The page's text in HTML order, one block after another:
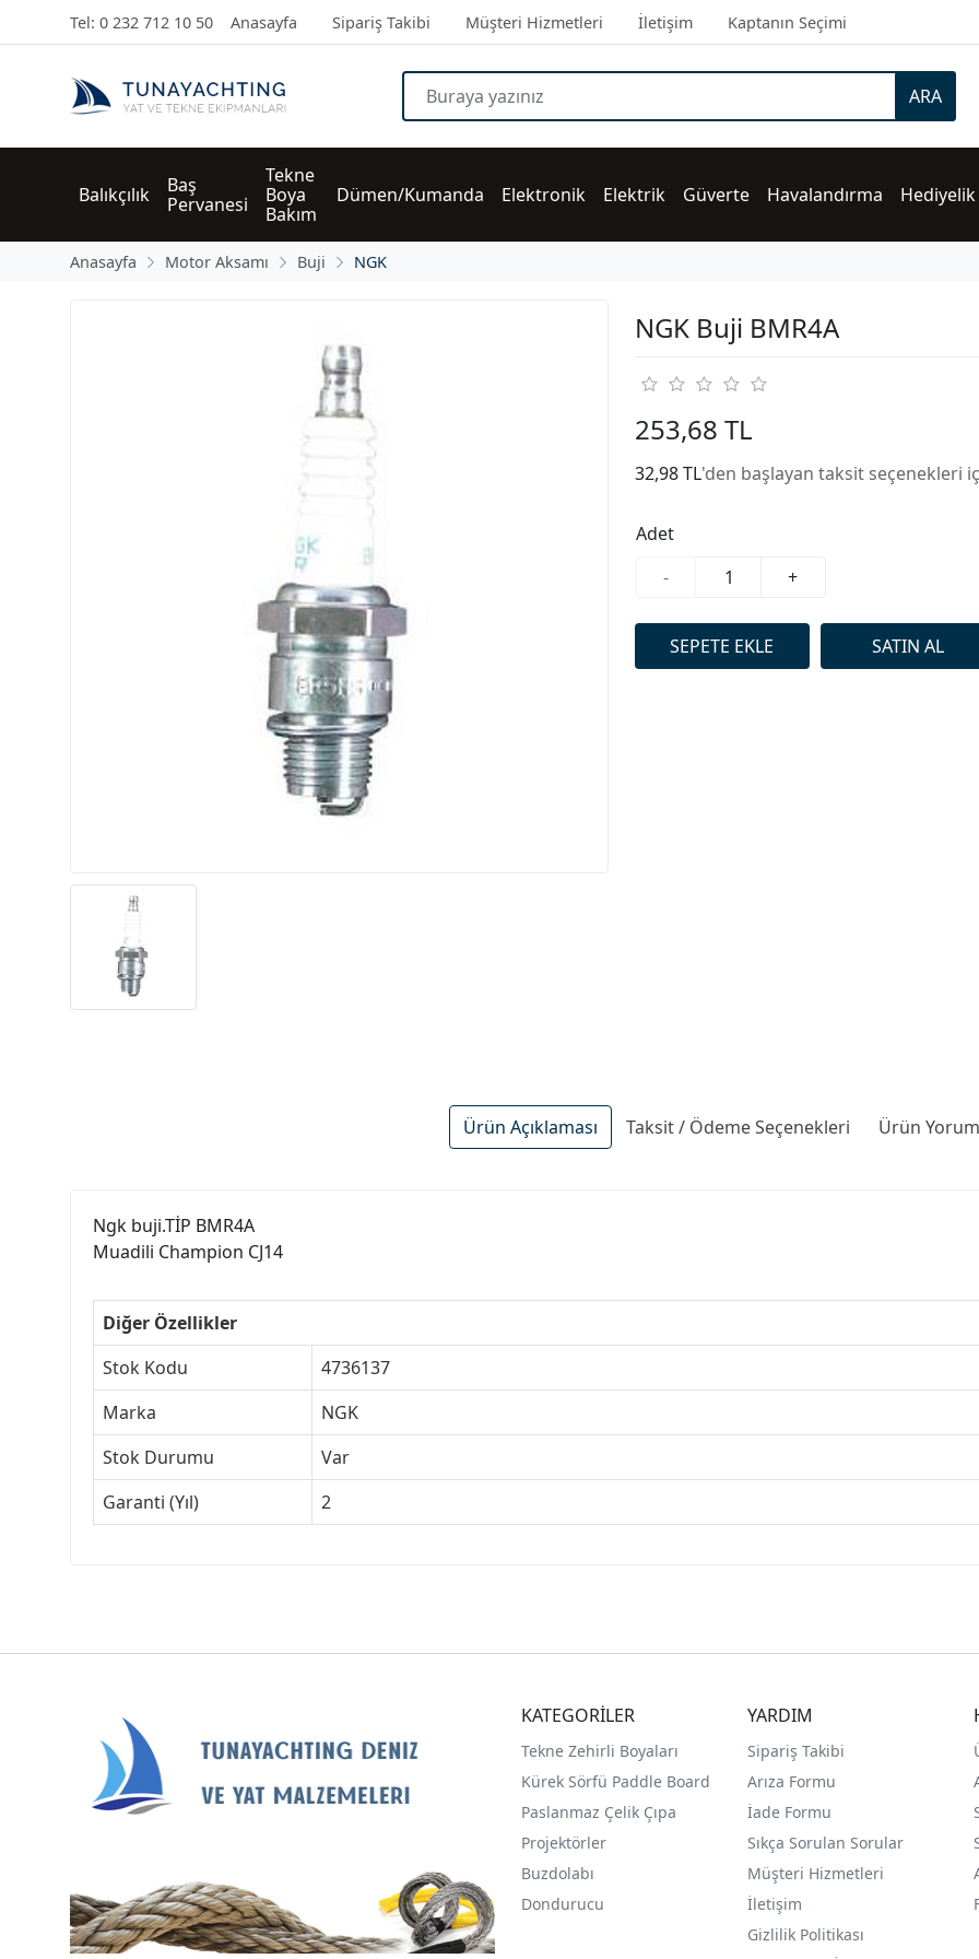
Tel: 0 232 712 10 50 Anasayfa Sipariş Takibi Müşteri Hizmetleri İletişim Kaptanın Seçimi
ARA
Balıkçılık
Baş
Pervanesi
Tekne
Boya
Bakım
Dümen/Kumanda Elektronik Elektrik Güverte Havalandırma Hediyelik
Anasayfa Motor Aksamı Buji NGK
NGK Buji BMR4A
253,68 TL
32,98 TL'den başlayan taksit seçenekleri
Adet
-
+
Ürün Açıklaması Taksit / Ödeme Seçenekleri Ürün
Ngk buji.TİP BMR4A
Muadili Champion CJ14
Diğer Özellikler
Stok Kodu
4736137
Marka
NGK
Stok Durumu
Var
Garanti (Yıl)
2
KATEGORİLER
Tekne Zehirli Boyaları
Kürek Sörfü Paddle Board
Paslanmaz Çelik Çıpa
Projektörler
Buzdolabı
Dondurucu
YARDIM
Sipariş Takibi
Arıza Formu
İade Formu
Sıkça Sorulan Sorular
Müşteri Hizmetleri
İletişim
Gizlilik Politikası